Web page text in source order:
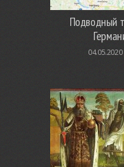
Подводный
04.05.2020